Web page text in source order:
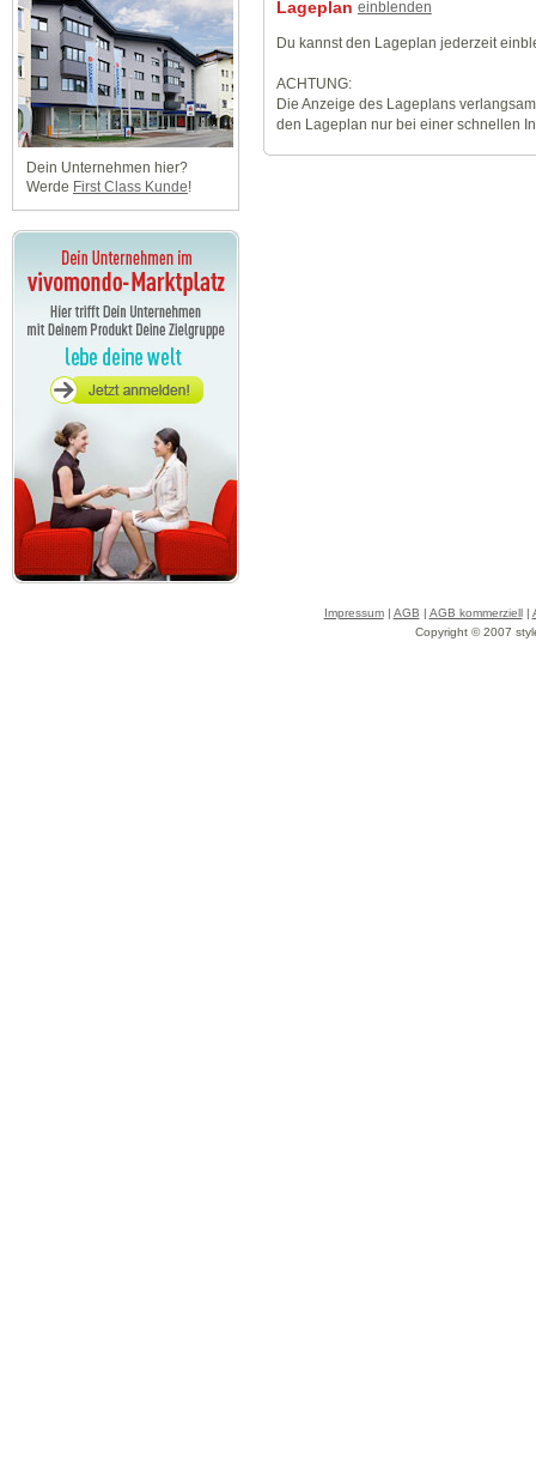
Dein Unternehmen hier?
Werde First Class Kunde!
Lageplan einblenden
Du kannst den Lageplan jederzeit
ACHTUNG:
Die Anzeige des Lageplans
den Lageplan nur bei einer schnellen
Impressum| AGB | AGB kommerziell|
Copyright © 2007